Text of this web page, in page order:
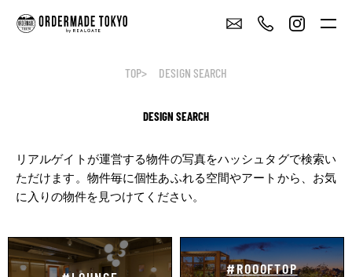
TOP DESIGN SEARCH
DESIGN SEARCH
リアルゲイトが運営する物件の写真をハッシュタグで検索い
ただけます。 物件毎に個性あふれる空間やアートから、お気
に入りの物件を見つけてください。
#ROOOFTOP